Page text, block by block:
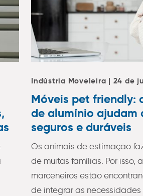
Indústria Moveleira | 24 de
Móveis pet friendly:
de alumínio ajudam
seguros e duráveis
Os animais de estimação
de muitas famílias. Por isso,
marceneiros estão
de integrar as